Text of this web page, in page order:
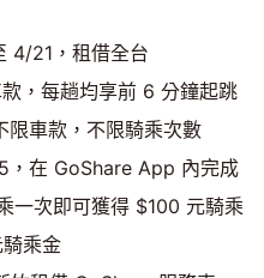
4/21，租借全台
，每趟均享前 6 分鐘起跳
車款，不限騎乘次數
在 GoShare App 內完成
一次即可獲得 $100 元騎乘
乘金